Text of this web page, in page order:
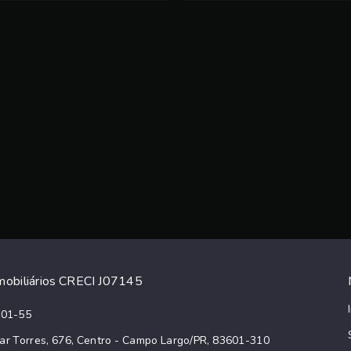
CRECI J07145
55
Torres, 676, Centro - Campo Largo/PR, 83601-310